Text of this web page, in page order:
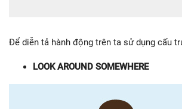
Để diễn tả hành động trên ta sử dụng cấu
LOOK AROUND SOMEWHERE